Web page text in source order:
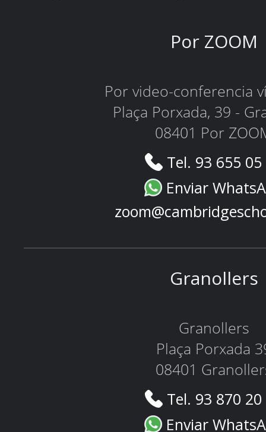
Por ZOOM
Por video-conferencia
Plaça Porxada, 39 -
08401 Por
Tel. 93 655
Enviar
Granollers
Granollers
Plaça Porxada
08401
Tel. 93 870
Enviar